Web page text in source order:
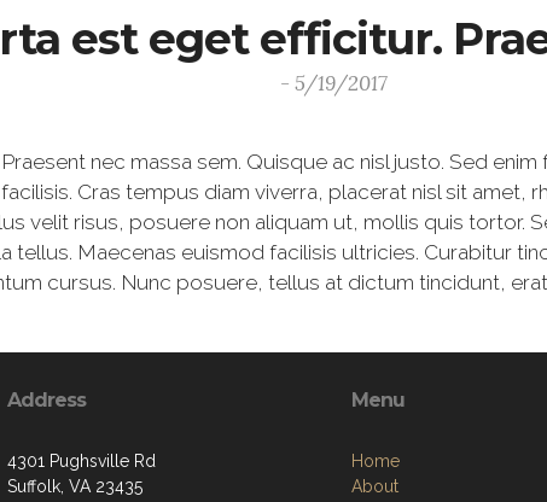
est eget efficitur.
- 5/19/2017
nec massa sem. Quisque ac nisl justo. Sed
Cras tempus diam viverra, placerat nisl sit amet,
velit risus, posuere non aliquam ut, mollis quis tortor.
tellus. Maecenas euismod facilisis ultricies. Curabitur
cursus. Nunc posuere, tellus at dictum tincidunt,
Address
4301 Pughsville Rd
Suffolk, VA 23435
Menu
Home
About